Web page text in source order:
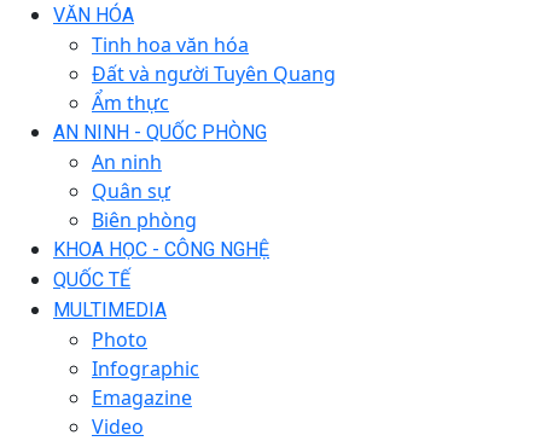
VĂN HÓA
Tinh hoa văn hóa
Đất và người Tuyên Quang
Ẩm thực
AN NINH - QUỐC PHÒNG
An ninh
Quân sự
Biên phòng
KHOA HỌC - CÔNG NGHỆ
QUỐC TẾ
MULTIMEDIA
Photo
Infographic
Emagazine
Video